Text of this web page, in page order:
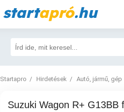
startapró.hu
Startapro Hirdetések Autó, jármű, gép
Suzuki Wagon R+ G13BB felújított váltó